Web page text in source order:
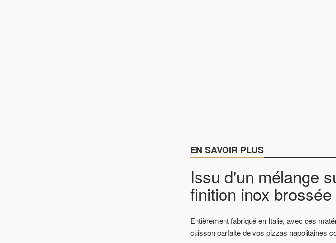
EN SAVOIR PLUS
Issu d'un mélange
finition inox
Entièrement fabriqué en Italie, avec des
cuisson parfaite de vos pizzas napolitaines